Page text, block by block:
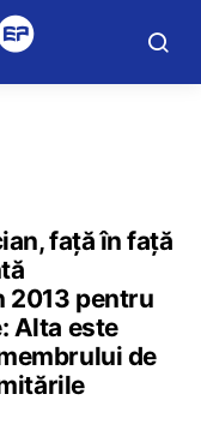
față în față
2013 pentru
Alta este
de